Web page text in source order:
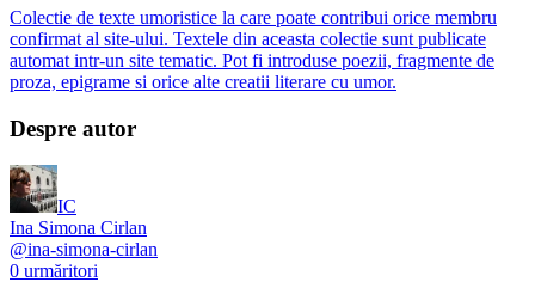
Colectie de texte umoristice la care poate contribui orice membru
confirmat al site-ului. Textele din aceasta colectie sunt publicate
automat intr-un site tematic. Pot fi introduse poezii, fragmente de
proza, epigrame si orice alte creatii literare cu umor.
Despre autor
IC
Ina Simona Cirlan
@ina-simona-cirlan
0 urmăritori